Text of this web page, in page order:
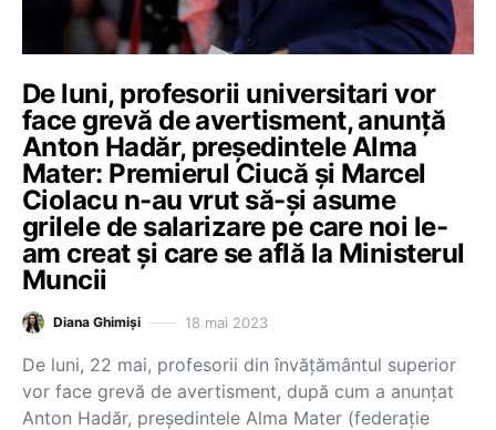
De luni, profesorii universitari vor
face grevă de avertisment, anunță
Anton Hadăr, președintele Alma
Mater: Premierul Ciucă și Marcel
Ciolacu n-au vrut să-și asume
grilele de salarizare pe care noi le-
am creat și care se află la Ministerul
Muncii
Diana Ghimiși 18 mai 2023
De luni, 22 mai, profesorii din învățământul superior
vor face grevă de avertisment, după cum a anunțat
Anton Hadăr, președintele Alma Mater (federație